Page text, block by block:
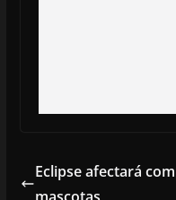
Eclipse afectará
mascotas